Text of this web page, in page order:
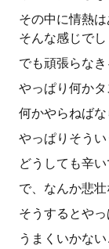
その中に情熱
そんな感じでし
でも頑張らな
やっぱり何かタ
何かやらねばな
やっぱりそうい
どうしても辛い
で、なんか悲壮
そうするとやっ
うまくいかな